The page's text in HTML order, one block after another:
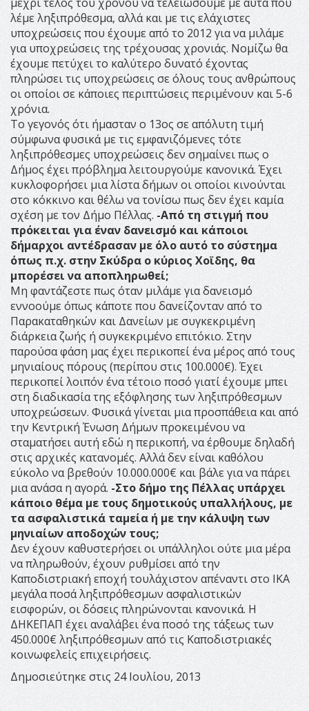
λέμε ληξιπρόθεσμα, αλλά και με τις ελάχιστες
υποχρεώσεις που έχουμε από το 2012 για να μιλάμε
για υποχρεώσεις της τρέχουσας χρονιάς. Νομίζω θα
έχουμε πετύχει το καλύτερο δυνατό έχοντας
πληρώσει τις υποχρεώσεις σε όλους τους ανθρώπους
οι οποίοι σε κάποιες περιπτώσεις περιμένουν και 5-6
χρόνια.
Το γεγονός ότι ήμασταν ο 13ος σε απόλυτη τιμή
σύμφωνα φυσικά με τις εμφανιζόμενες τότε
ληξιπρόθεσμες υποχρεώσεις δεν σημαίνει πως ο
Δήμος έχει πρόβλημα λειτουργούμε κανονικά. Έχει
κυκλοφορήσει μια λίστα δήμων οι οποίοι κινούνται
στο κόκκινο και θέλω να τονίσω πως δεν έχει καμία
σχέση με τον Δήμο Πέλλας. -Από τη στιγμή που
πρόκειται για έναν δανεισμό και κάποιοι
δήμαρχοι αντέδρασαν με όλο αυτό το σύστημα
όπως π.χ. στην Σκύδρα ο κύριος Χοϊδης, θα
μπορέσει να αποπληρωθεί;
Μη φαντάζεστε πως όταν μιλάμε για δανεισμό
εννοούμε όπως κάποτε που δανείζονταν από το
Παρακαταθηκών και Δανείων με συγκεκριμένη
διάρκεια ζωής ή συγκεκριμένο επιτόκιο. Στην
παρούσα φάση μας έχει περικοπεί ένα μέρος από τους
μηνιαίους πόρους (περίπου στις 100.000€). Έχει
περικοπεί λοιπόν ένα τέτοιο ποσό γιατί έχουμε μπει
στη διαδικασία της εξόφλησης των ληξιπρόθεσμων
υποχρεώσεων. Φυσικά γίνεται μια προσπάθεια και από
την Κεντρική Ένωση Δήμων προκειμένου να
σταματήσει αυτή εδώ η περικοπή, να έρθουμε δηλαδή
στις αρχικές κατανομές. Αλλά δεν είναι καθόλου
εύκολο να βρεθούν 10.000.000€ και βάλε για να πάρει
μια ανάσα η αγορά. -Στο δήμο της Πέλλας υπάρχει
κάποιο θέμα με τους δημοτικούς υπαλλήλους, με
τα ασφαλιστικά ταμεία ή με την κάλυψη των
μηνιαίων αποδοχών τους;
Δεν έχουν καθυστερήσει οι υπάλληλοι ούτε μια μέρα
να πληρωθούν, έχουν ρυθμίσει από την
Καποδιστριακή εποχή τουλάχιστον απέναντι στο ΙΚΑ
μεγάλα ποσά ληξιπρόθεσμων ασφαλιστικών
εισφορών, οι δόσεις πληρώνονται κανονικά. Η
ΔΗΚΕΠΑΠ έχει αναλάβει ένα ποσό της τάξεως των
450.000€ ληξιπρόθεσμων από τις Καποδιστριακές
κοινωφελείς επιχειρήσεις.
Δημοσιεύτηκε στις 24 Ιουλίου, 2013